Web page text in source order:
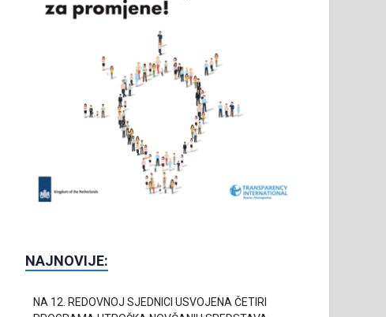
NAJNOVIJE:
NA 12. REDOVNOJ SJEDNICI USVOJENA ČETIRI